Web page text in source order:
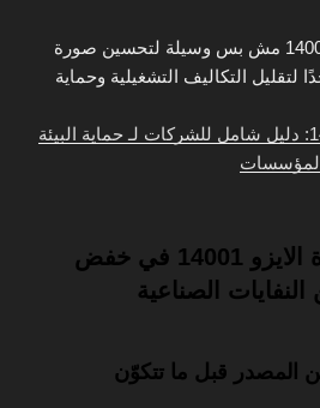
باختصار: شهادة الايزو 14001 مش بس وسيلة لتحسين صورة
لتقليل التكاليف التشغيلية وحماية
شهادة أيزو 14001: دليل شامل للشركات لـ حماية البيئة
المؤسسات
كيف تساعد شهادة الايزو 14001 في خفض
الصناعية
من المصدر قبل ما تتكوّن